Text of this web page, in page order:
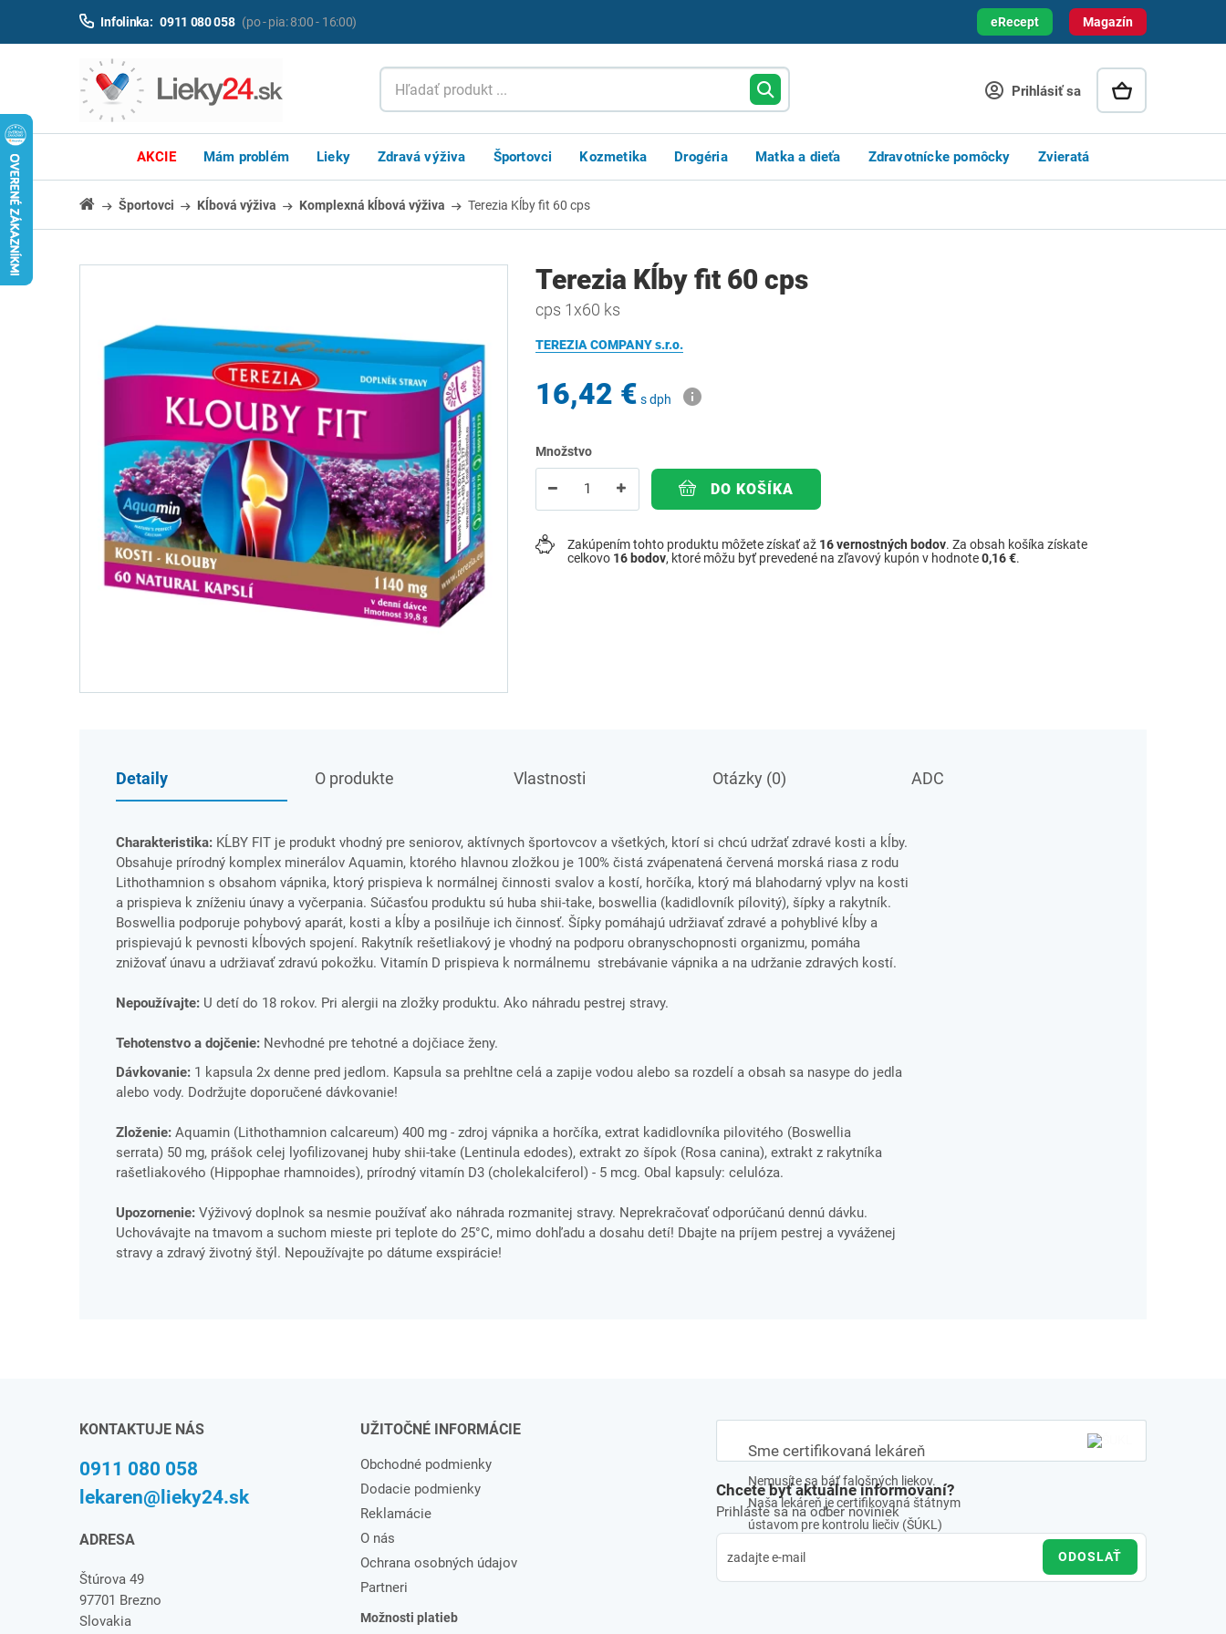
Magazín
Infolinka: 0911 080 058 (po - pia: 8:00 - 16:00) eRecept
Prihlásiť sa
AKCIE Mám problém Lieky Zdravá výživa Športovci Kozmetika Drogéria Matka a dieťa Zdravotnícke pomôcky Zvieratá
Športovci Kĺbová výživa Komplexná kĺbová výživa Terezia Kĺby fit 60 cps
Terezia Kĺby fit 60 cps
cps 1x60 ks
TEREZIA COMPANY s.r.o.
16,42 € s dph
Množstvo
DO KOŠÍKA
Zakúpením tohto produktu môžete získať až 16vernostných bodov. Za obsah košíka získate
celkovo 16 bodov, ktoré môžu byť prevedené na zľavový kupón v hodnote0,16 €.
Detaily O produkte Vlastnosti Otázky (0) ADC
Charakteristika: KĹBY FIT je produkt vhodný pre seniorov, aktívnych športovcov a všetkých, ktorí si chcú udržať zdravé kosti a kĺby.
Obsahuje prírodný komplex minerálov Aquamin, ktorého hlavnou zložkou je 100% čistá zvápenatená červená morská riasa z rodu
Lithothamnion s obsahom vápnika, ktorý prispieva k normálnej činnosti svalov a kostí, horčíka, ktorý má blahodarný vplyv na kosti
a prispieva k zníženiu únavy a vyčerpania. Súčasťou produktu sú huba shii-take, boswellia (kadidlovník pílovitý), šípky a rakytník.
Boswellia podporuje pohybový aparát, kosti a kĺby a posilňuje ich činnosť. Šípky pomáhajú udržiavať zdravé a pohyblivé kĺby a
prispievajú k pevnosti kĺbových spojení. Rakytník rešetliakový je vhodný na podporu obranyschopnosti organizmu, pomáha
znižovať únavu a udržiavať zdravú pokožku. Vitamín D prispieva k normálnemu strebávanie vápnika a na udržanie zdravých kostí.
Nepoužívajte: U detí do 18 rokov. Pri alergii na zložky produktu. Ako náhradu pestrej stravy.
Tehotenstvo a dojčenie: Nevhodné pre tehotné a dojčiace ženy.
Dávkovanie: 1 kapsula 2x denne pred jedlom. Kapsula sa prehltne celá a zapije vodou alebo sa rozdelí a obsah sa nasype do jedla
alebo vody. Dodržujte doporučené dávkovanie!
Zloženie: Aquamin (Lithothamnion calcareum) 400 mg - zdroj vápnika a horčíka, extrat kadidlovníka pilovitého (Boswellia
serrata) 50 mg, prášok celej lyofilizovanej huby shii-take (Lentinula edodes), extrakt zo šípok (Rosa canina), extrakt z rakytníka
rašetliakového (Hippophae rhamnoides), prírodný vitamín D3 (cholekalciferol) - 5 mcg. Obal kapsuly: celulóza.
Upozornenie: Výživový doplnok sa nesmie používať ako náhrada rozmanitej stravy. Neprekračovať odporúčanú dennú dávku.
Uchovávajte na tmavom a suchom mieste pri teplote do 25°C, mimo dohľadu a dosahu detí! Dbajte na príjem pestrej a vyváženej
stravy a zdravý životný štýl. Nepoužívajte po dátume exspirácie!
Sme certifikovaná lekáreň
Nemusíte sa báť falošných liekov.
Naša lekáreň je certifikovaná štátnym
ústavom pre kontrolu liečiv (ŠÚKL)
KONTAKTUJE NÁS
0911 080 058
lekaren@lieky24.sk
ADRESA
Štúrova 49
97701 Brezno
Slovakia
UŽITOČNÉ INFORMÁCIE
Obchodné podmienky
Dodacie podmienky
Reklamácie
O nás
Ochrana osobných údajov
Partneri
Možnosti platieb
Chcete byť aktuálne informovaní?
Prihláste sa na odber noviniek
ODOSLAŤ